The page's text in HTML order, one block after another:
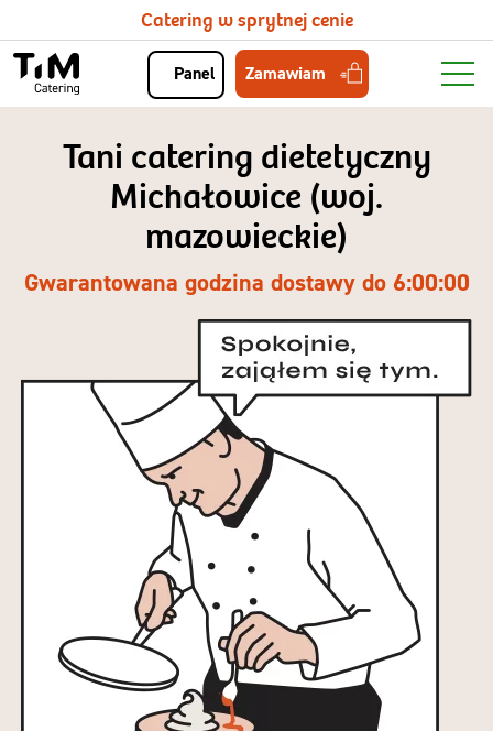
Catering w sprytnej cenie
Panel Zamawiam
Tani catering dietetyczny
Michałowice (woj.
mazowieckie)
Gwarantowana godzina dostawy do 6:00:00